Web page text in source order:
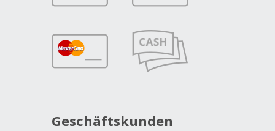
Geschäftskunden